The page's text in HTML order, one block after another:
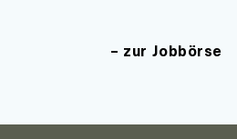
zur Jobbörse